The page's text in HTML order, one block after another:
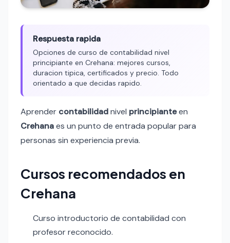
Respuesta rapida
Opciones de curso de contabilidad nivel
principiante en Crehana: mejores cursos,
duracion tipica, certificados y precio. Todo
orientado a que decidas rapido.
Aprender contabilidadnivel principianteen
Crehanaes un punto de entrada popular para
personas sin experiencia previa.
Cursos recomendados en
Crehana
Curso introductorio de contabilidad con
profesor reconocido.